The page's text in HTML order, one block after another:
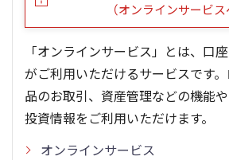
（オンラインサービス
「オンラインサービス」とは、口
がご利用いただけるサービスです
品のお取引、資産管理などの機能
投資情報をご利用いただけます。
オンラインサービス